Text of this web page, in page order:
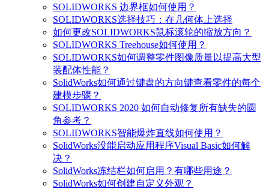
SOLIDWORKS 边界框如何使用？
SOLIDWORKS选择技巧：在几何体上选择
如何更改SOLIDWORKS鼠标滚轮的缩放方向？
SOLIDWORKS Treehouse如何使用？
SOLIDWORKS如何调整零件图像质量以提高大型
装配体性能？
SolidWorks如何通过键盘的方向键查看零件的每个
建模步骤？
SOLIDWORKS 2020 如何自动修复所有缺失的圆
角参考？
SOLIDWORKS智能爆炸直线如何使用？
SolidWorks没能启动应用程序Visual Basic如何解
决？
SolidWorks冻结栏如何启用？有哪些用途？
SolidWorks如何创建自定义外观？